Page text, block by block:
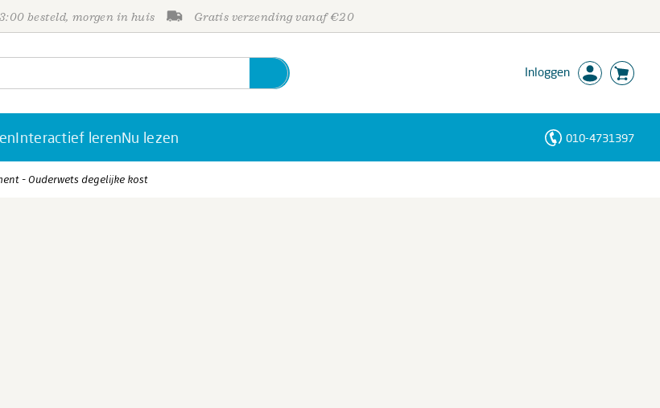
besteld, morgen in huis Gratis verzending vanaf €20
Inloggen
Interactief lerenNu lezen 010-4731397
- Ouderwets degelijke kost
Personen